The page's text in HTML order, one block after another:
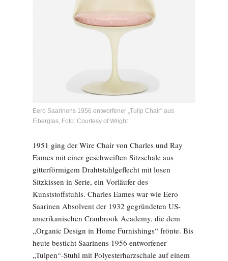
Eero Saarinens 1956 entworfener „Tulip Chair" aus
Fiberglas, Foto: Courtesy of Wright
1951 ging der Wire Chair von Charles und Ray
Eames mit einer geschweiften Sitzschale aus
gitterförmigem Drahtstahlgeflecht mit losen
Sitzkissen in Serie, ein Vorläufer des
Kunststoffstuhls. Charles Eames war wie Eero
Saarinen Absolvent der 1932 gegründeten US-
amerikanischen Cranbrook Academy, die dem
„Organic Design in Home Furnishings“ frönte. Bis
heute besticht Saarinens 1956 entworfener
„Tulpen“-Stuhl mit Polyesterharzschale auf einem